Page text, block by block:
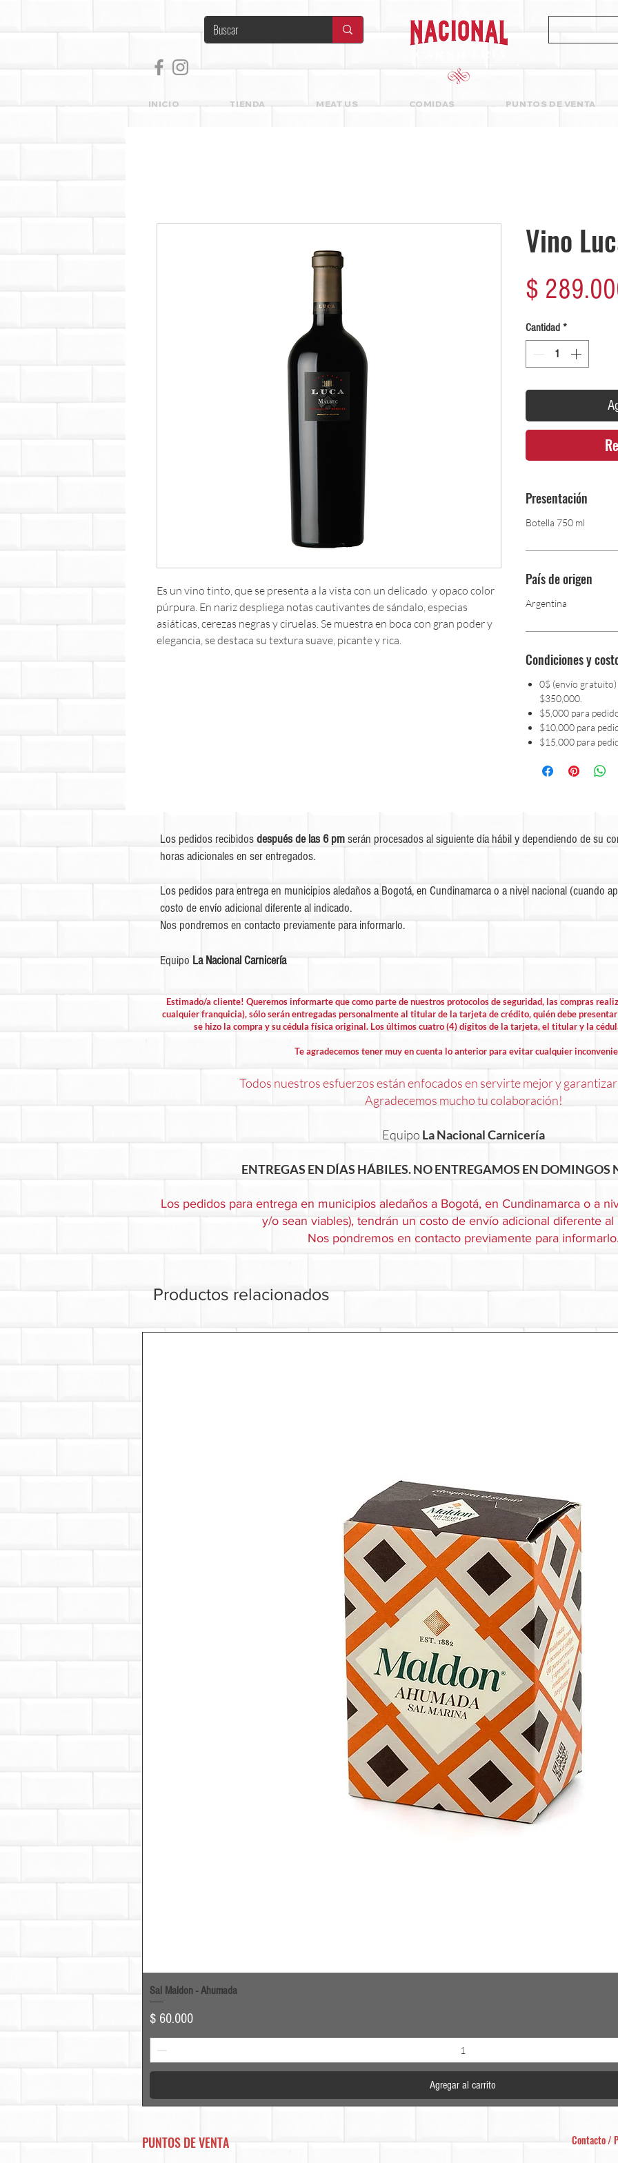
INICIO TIENDA MEAT US COMIDAS PUNTOS DE VENTA
Es un vino tinto, que se presenta a la vista con un delicado y opaco color
púrpura. En nariz despliega notas cautivantes de sándalo, especias
asiáticas, cerezas negras y ciruelas. Se muestra en boca con gran poder y
elegancia, se destaca su textura suave, picante y rica.
Vino
$
Cantidad *
Presentación
Botella 750 ml
País de origen
Argentina
Condiciones y
0$ (envío gratuito)
$350,000.
$5,000 para
$10,000 para
$15,000 para
Los pedidos recibidosdespués de las 6 pmserán procesados al siguiente día hábil y dependiendo de su
horas adicionales en ser entregados.
Los pedidos para entrega en municipios aledaños a Bogotá, en Cundinamarca o a nivel nacional (cuando
costo de envío adicional diferente al indicado.
Nos pondremos en contacto previamente para informarlo.
Equipo La Nacional Carnicería
Estimado/a cliente! Queremos informarte que como parte de nuestros protocolos de seguridad, las compras
cualquier franquicia), sólo serán entregadas personalmente al titular de la tarjeta de crédito, quién debe
se hizo la compra y su cédula física original. Los últimos cuatro (4) dígitos de la tarjeta, el titular y la
Te agradecemos tener muy en cuenta lo anterior para evitar cualquier
Todos nuestros esfuerzos están enfocados en servirte mejor y
Agradecemos mucho tu colaboración!
Equipo La Nacional Carnicería
ENTREGAS EN DÍAS HÁBILES. NO ENTREGAMOS EN DOMINGOS
Los pedidos para entrega en municipios aledaños a Bogotá, en Cundinamarca o a
y/o sean viables), tendrán un costo de envío adicional diferente al
Nos pondremos en contacto previamente para
Productos relacionados
Sal Maldon - Ahumada
Precio
$ 60.000
Agregar al carrito
PUNTOS DE VENTA
Contacto /